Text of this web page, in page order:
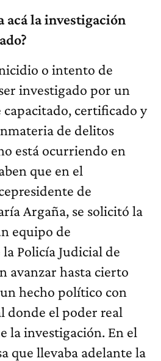
acá la investigación
o intento de
investigado por un
certificado y
de delitos
está ocurriendo en
que en el
de
Argaña, se solicitó la
equipo de
Policía Judicial de
avanzar hasta cierto
hecho político con
donde el poder real
la investigación. En el
que llevaba adelante la